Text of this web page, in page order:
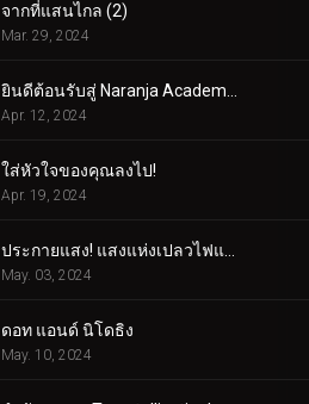
จากที่แสนไกล (2)
Mar. 29, 2024
Apr. 12, 2024
ใส่หัวใจของคุณลงไป!
Apr. 19, 2024
May. 03, 2024
ดอท แอนด์ นิโดธิง
May. 10, 2024